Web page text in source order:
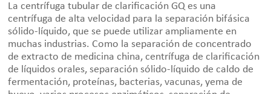
La centrífuga tubular de clarificación GQ es una
centrífuga de alta velocidad para la separación bifásica
sólido-líquido, que se puede utilizar ampliamente en
muchas industrias. Como la separación de concentrado
de extracto de medicina china, centrífuga de clarificación
de líquidos orales, separación sólido-líquido de caldo de
fermentación, proteínas, bacterias, vacunas, yema de